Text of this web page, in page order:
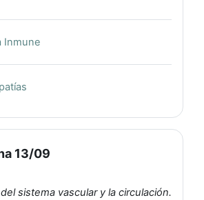
Inmune
13/09
sistema vascular y la circulación.